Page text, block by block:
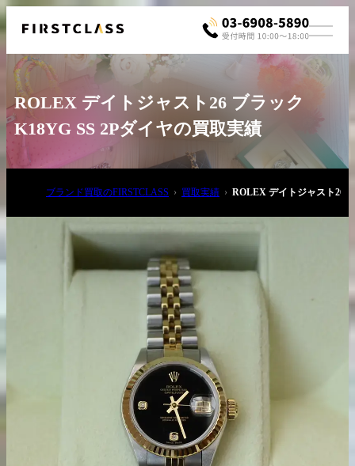
03-6908-5890
出張買取の 宅配買取の
お申込み
ROLEX デイトジャスト26 ブラック
K18YG SS 2Pダイヤの買取実績
ブランド買取のFIRSTCLASS 買取実績 ROLEX デイトジャスト26